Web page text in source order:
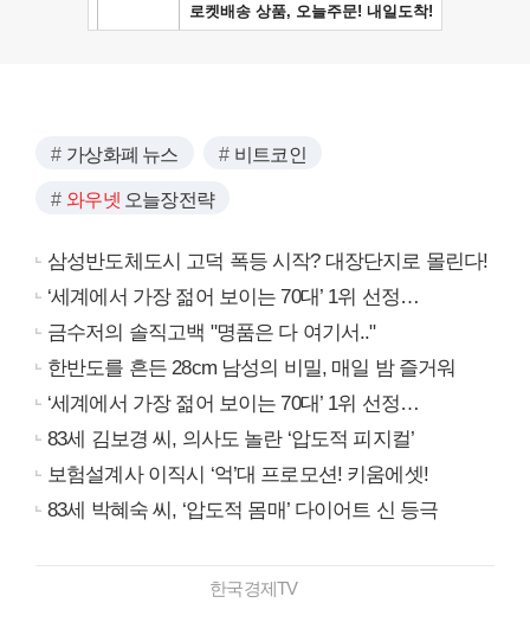
가상화폐 뉴스 비트코인
와우넷 오늘장전략
삼성반도체도시 고덕 폭등 시작? 대장단지로 몰린다!
‘세계에서 가장 젊어 보이는 70대’ 1위 선정…
금수저의 솔직고백 "명품은 다 여기서.."
한반도를 흔든 28cm 남성의 비밀, 매일 밤 즐거워
‘세계에서 가장 젊어 보이는 70대’ 1위 선정…
83세 김보경 씨, 의사도 놀란 ‘압도적 피지컬’
보험설계사 이직시 ‘억’대 프로모션! 키움에셋!
83세 박혜숙 씨, ‘압도적 몸매’ 다이어트 신 등극
한국경제TV